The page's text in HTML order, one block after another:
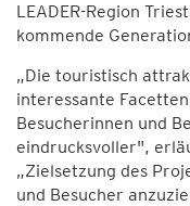
LEADER-Region
kommende
„Die touristisch
interessante
Besucherinnen und
eindrucksvoller",
„Zielsetzung des
und Besucher